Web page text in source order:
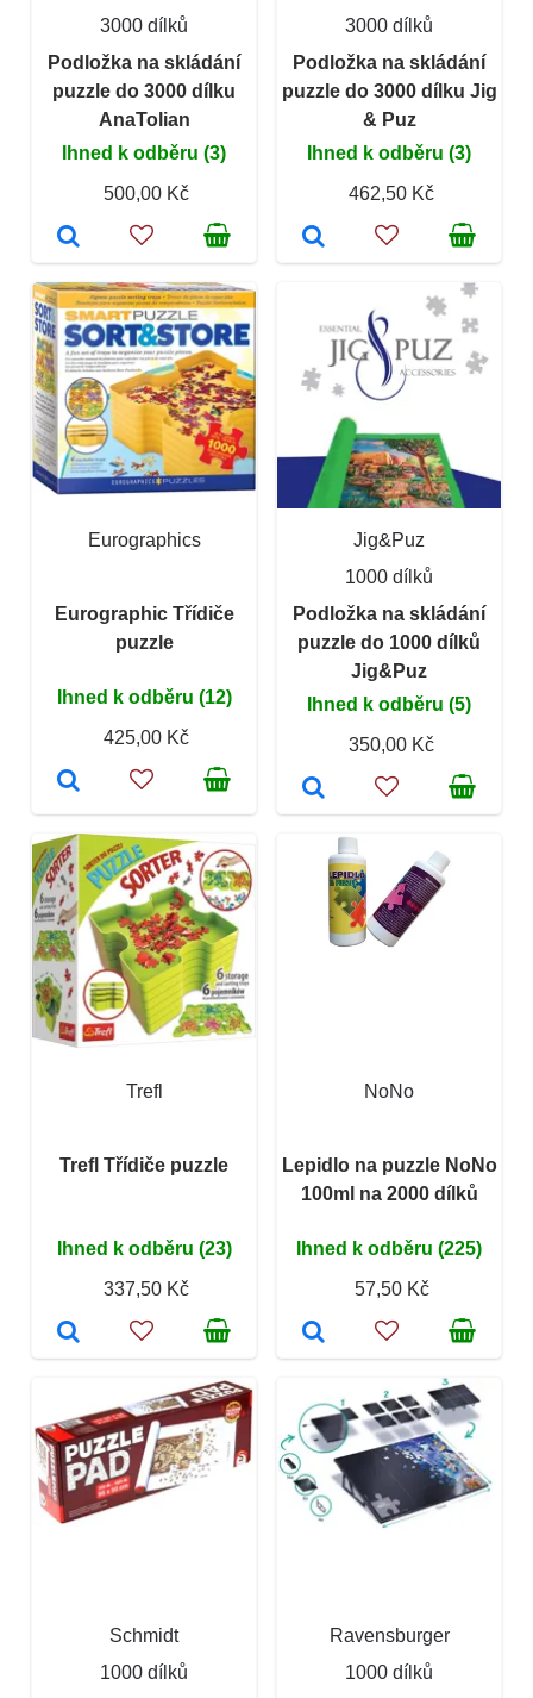
3000 dílků
Podložka na skládání
puzzle do 3000 dílku
AnaTolian
Ihned k odběru (3)
500,00 Kč
3000 dílků
Podložka na skládání
puzzle do 3000 dílku Jig
& Puz
Ihned k odběru (3)
462,50 Kč
Eurographics
Eurographic Třídiče
puzzle
Ihned k odběru (12)
425,00 Kč
Jig&Puz
1000 dílků
Podložka na skládání
puzzle do 1000 dílků
Jig&Puz
Ihned k odběru (5)
350,00 Kč
Trefl
Trefl Třídiče puzzle
Ihned k odběru (23)
337,50 Kč
NoNo
Lepidlo na puzzle NoNo
100ml na 2000 dílků
Ihned k odběru (225)
57,50 Kč
Schmidt
1000 dílků
Ravensburger
1000 dílků